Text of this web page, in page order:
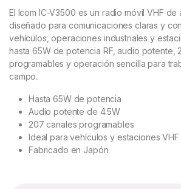
El Icom IC-V3500 es un radio móvil VHF de
diseñado para comunicaciones claras y
vehículos, operaciones industriales y
hasta 65W de potencia RF, audio potente,
programables y operación sencilla para
campo.
Hasta 65W de potencia
Audio potente de 4.5W
207 canales programables
Ideal para vehículos y estaciones VHF
Fabricado en Japón